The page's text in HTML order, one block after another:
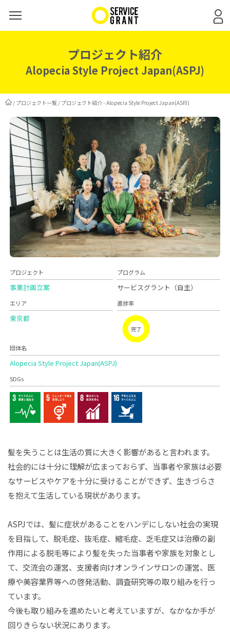
プロジェクト紹介
Alopecia Style Project Japan(ASPJ)
/ プロジェクト一覧 / プロジェクト紹介 - Alopecia Style Project Japan(ASPJ)
プロジェクト
事業計画立案
プログラム
サービスグラント（自主）
エリア
東京都
進捗率
完了
団体名
Alopecia Style Project Japan(ASPJ)
SDGs
髪を失うことは生活の質に大きく影響があると言われます。
社会的には十分に理解が広まっておらず、当事者や家族は必要
なサービスやケアを十分に受けることができず、生きづらさ
を抱えて生活している現状があります。
ASPJでは、髪に症状があることをハンデにしない社会の実現
を目指して、脱毛症、抜毛症、縮毛症、乏毛症又は治療の副
作用による脱毛等により髪を失った当事者や家族を対象とし
て、交流会の運営、支援者向けオンラインサロンの運営、医
療や美容業界等への啓発活動、調査研究等の取り組みを行っ
ています。
今後も取り組みを進めたいと考えていますが、なかなか手が
回りきらない状況にあります。